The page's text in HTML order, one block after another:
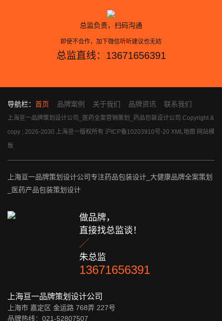
总监负责，扫码沟通
即使不合作，加下微信听听建议也无妨
总监直线：13671656391
导航栏： 首页 品牌案例 关于我们 品牌资讯 联系我们
上海亘一品牌策划设计公司_医药全案营销策划_药品包装设计公司 Copyright &
copy ; 2026-2030 上海亘一版权所有 沪ICP备10203910号-20 XML地图 网站模
板
上海亘一品牌策划设计公司专注药品包装设计_大健康品牌全案策划
_医药产品包装策划设计
做品牌，
直接找总监谈！

朱总监
13671656391
上海亘一品牌策划设计公司
上海市 嘉定区 金运路 768弄 227号
品牌热线：021-52807507